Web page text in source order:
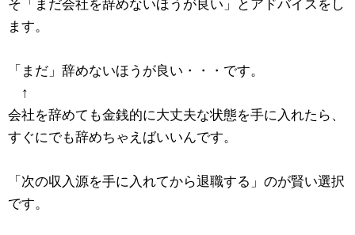
そ「まだ会社を辞めないほうが良い」とアドバイスをし
ます。
「まだ」辞めないほうが良い・・・です。
↑
会社を辞めても金銭的に大丈夫な状態を手に入れたら、
すぐにでも辞めちゃえばいいんです。
「次の収入源を手に入れてから退職する」のが賢い選択
です。